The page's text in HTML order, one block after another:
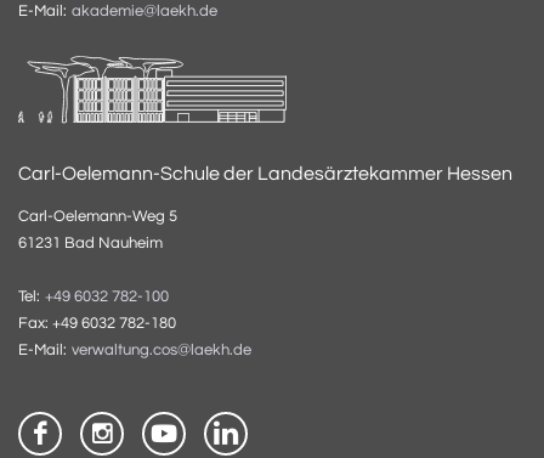
E-Mail: akademie@laekh.de
Carl-Oelemann-Schule der Landesärztekammer Hessen
Carl-Oelemann-Weg 5
61231 Bad Nauheim
Tel: +49 6032 782-100
Fax: +49 6032 782-180
E-Mail: verwaltung.cos@laekh.de